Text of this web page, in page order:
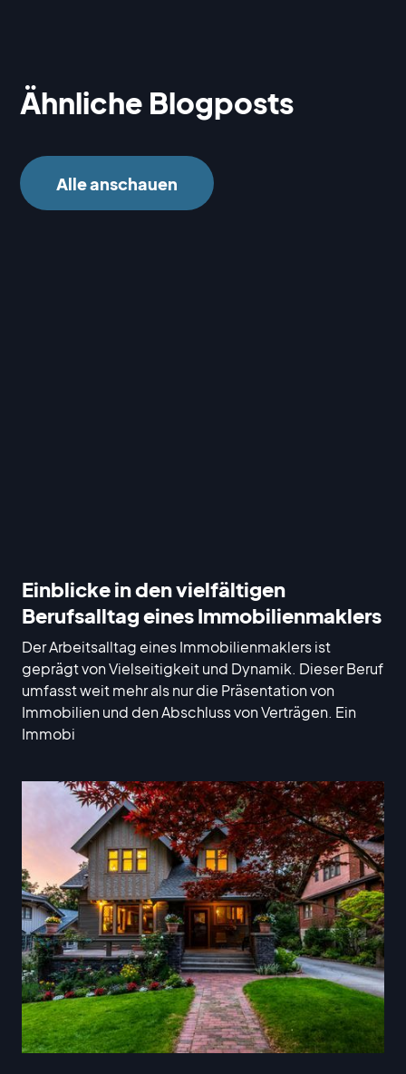
Ähnliche Blogposts
Alle anschauen
Einblicke in den vielfältigen
Berufsalltag eines Immobilienmaklers
Der Arbeitsalltag eines Immobilienmaklers ist
geprägt von Vielseitigkeit und Dynamik. Dieser Beruf
umfasst weit mehr als nur die Präsentation von
Immobilien und den Abschluss von Verträgen. Ein
Immobi